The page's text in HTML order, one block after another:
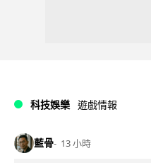
科技娛樂 遊戲情報
藍骨 13 小時